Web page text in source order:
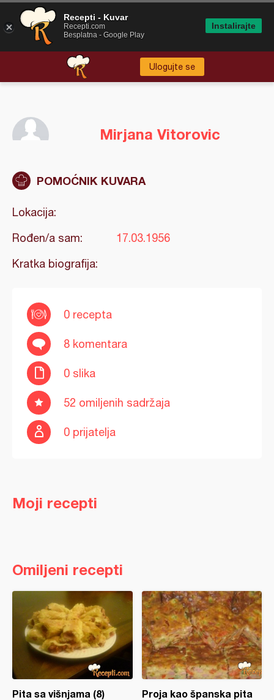
Ulogujte se
Mirjana Vitorovic
POMOĆNIK KUVARA
Lokacija:
Rođen/a sam:
17.03.1956
Kratka biografija:
0 recepta
8 komentara
0 slika
52 omiljenih sadržaja
0 prijatelja
Moji recepti
Omiljeni recepti
Pita sa višnjama (8) Proja kao španska pita
Recepti - Kuvar
Recepti.com
Besplatna - Google Play
Instalirajte